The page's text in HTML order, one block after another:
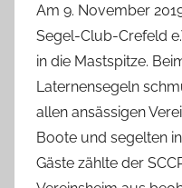
Am 9. November
Segel-Club-Crefeld
in die Mastspitze.
Laternensegeln
allen ansässigen
Boote und segelten
Gäste zählte der